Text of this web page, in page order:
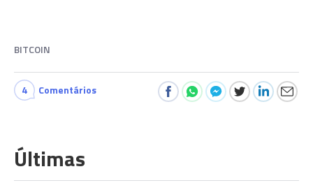
BITCOIN
4 Comentários
Últimas